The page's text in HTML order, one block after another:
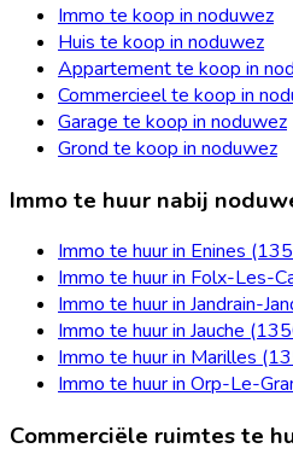
Immo te koop in noduwez
Huis te koop in noduwez
Appartement te koop in
Commercieel te koop in
Garage te koop in noduwez
Grond te koop in noduwez
Immo te huur nabij
Immo te huur in Enines
Immo te huur in Folx-Les-
Immo te huur in Jandrain-
Immo te huur in Jauche
Immo te huur in Marilles
Immo te huur in Orp-Le-
Commerciële ruimtes te